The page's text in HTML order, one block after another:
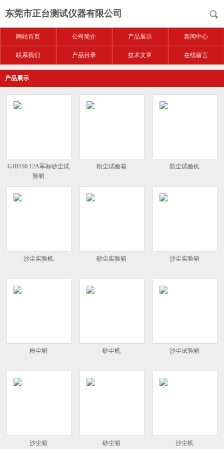
东莞市正台测试仪器有限公司
网站首页 公司简介 产品展示 新闻中心
联系我们 产品目录 技术文章 在线留言
产品展示
GJB150.12A军标砂尘试
验箱
粉尘试验箱 防尘试验机
沙尘实验机 砂尘实验箱 沙尘实验箱
粉尘箱 砂尘机 沙尘试验箱
沙尘箱 砂尘箱 沙尘机